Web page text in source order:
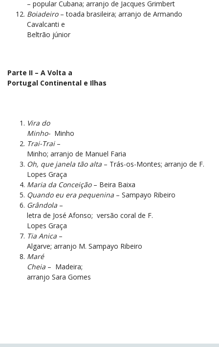
– popular Cubana; arranjo de Jacques Grimbert
Boiadeiro– toada brasileira; arranjo de Armando
Cavalcanti e
Beltrão júnior
Parte II – A Volta a
Portugal Continental e Ilhas
Vira do
Minho- Minho
Trai-Trai–
Minho; arranjo de Manuel Faria
Oh, que janela tão alta – Trás-os-Montes; arranjo de F.
Lopes Graça
Maria da Conceição– Beira Baixa
Quando eu era pequenina – Sampayo Ribeiro
Grândola –
letra de José Afonso; versão coral de F.
Lopes Graça
Tia Anica –
Algarve; arranjo M. Sampayo Ribeiro
Maré
Cheia – Madeira;
arranjo Sara Gomes